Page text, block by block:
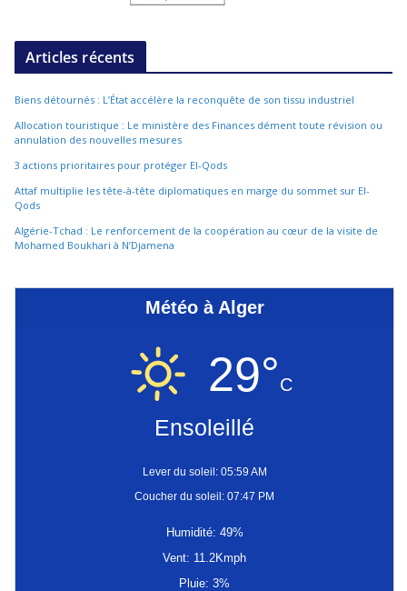
Articles récents
Biens détournés : L’État accélère la reconquête de son tissu industriel
Allocation touristique : Le ministère des Finances dément toute révision ou
annulation des nouvelles mesures
3 actions prioritaires pour protéger El-Qods
Attaf multiplie les tête-à-tête diplomatiques en marge du sommet sur El-
Qods
Algérie-Tchad : Le renforcement de la coopération au cœur de la visite de
Mohamed Boukhari à N’Djamena
Météo à Alger
29°C
Ensoleillé
Lever du soleil: 05:59 AM
Coucher du soleil: 07:47 PM
Humidité: 49%
Vent: 11.2Kmph
Pluie: 3%